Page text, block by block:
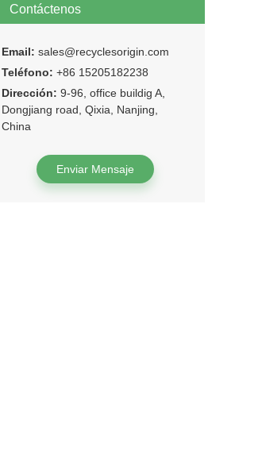
Contáctenos
Email: sales@recyclesorigin.com
Teléfono: +86 15205182238
Dirección: 9-96, office buildig A,
Dongjiang road, Qixia, Nanjing,
China
Enviar Mensaje